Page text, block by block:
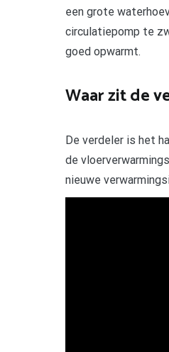
een grote
circulatiepomp te
goed opwarmt.
Waar zit de
De verdeler is het
de
nieuwe